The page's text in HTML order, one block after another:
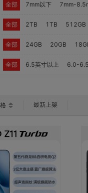
全部 7mm以下 7mm-
全部 2TB 1TB 512GB
全部 24GB 20GB
全部 6.5英寸以上 6.0-
最新上架